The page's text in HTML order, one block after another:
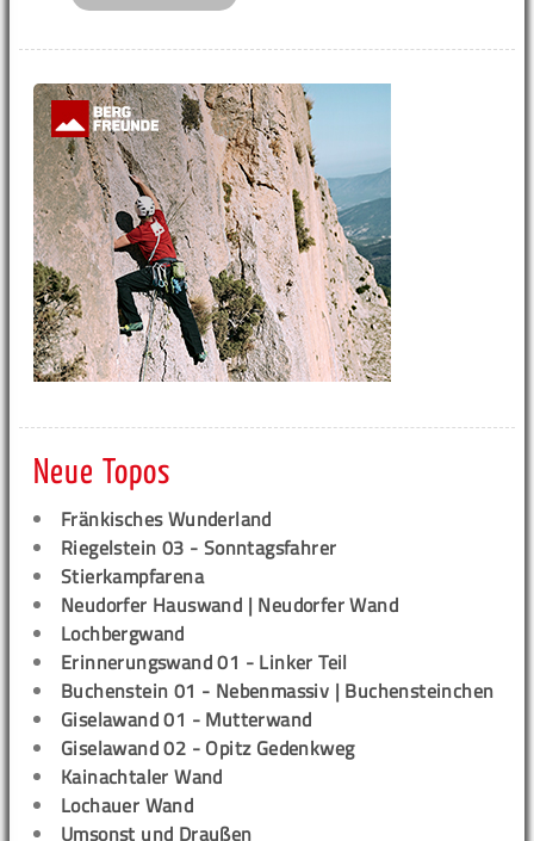
Neue Topos
Fränkisches Wunderland
Riegelstein 03 - Sonntagsfahrer
Stierkampfarena
Neudorfer Hauswand | Neudorfer Wand
Lochbergwand
Erinnerungswand 01 - Linker Teil
Buchenstein 01 - Nebenmassiv | Buchensteinchen
Giselawand 01 - Mutterwand
Giselawand 02 - Opitz Gedenkweg
Kainachtaler Wand
Lochauer Wand
Umsonst und Draußen